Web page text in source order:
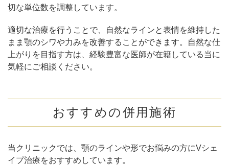
切な単位数を調整しています。
適切な治療を行うことで、自然なラインと表情を維持した
まま顎のシワや力みを改善することができます。自然な仕
上がりを目指す方は、経験豊富な医師が在籍している当に
気軽にご相談ください。
おすすめの併用施術
当クリニックでは、顎のラインや形でお悩みの方にVシェ
イプ治療をおすすめしています。